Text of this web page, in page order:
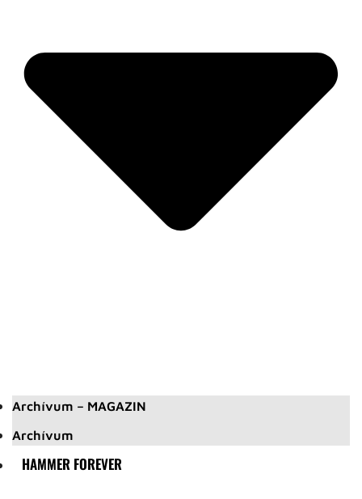
Archívum – MAGAZIN
Archívum
HAMMER FOREVER